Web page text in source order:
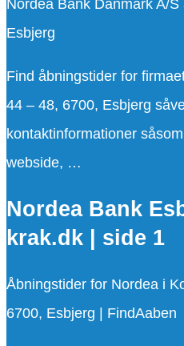
Nordea Bank Danmark A/
Esbjerg
Find åbningstider for
44 – 48, 6700, Esbjerg
kontaktinformationer
webside, …
Nordea Bank
krak.dk | side 1
Åbningstider for Nordea i
6700, Esbjerg | FindAaben